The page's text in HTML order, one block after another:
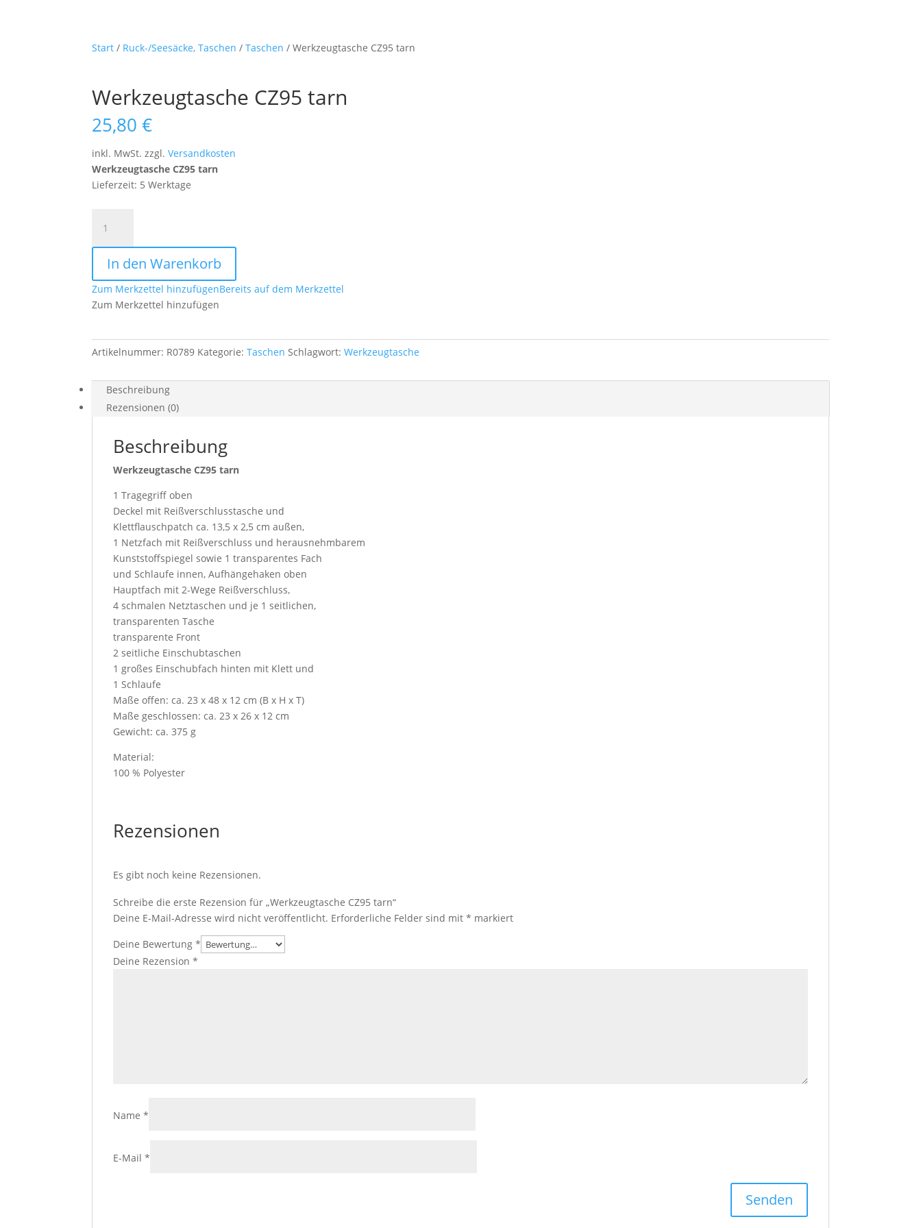
Start / Ruck-/Seesäcke, Taschen /Taschen / Werkzeugtasche CZ95 tarn
Werkzeugtasche CZ95 tarn
25,80€
inkl. MwSt. zzgl.Versandkosten
Werkzeugtasche CZ95 tarn
Lieferzeit: 5 Werktage
CZ95
tarn
MengeIn den Warenkorb
Zum Merkzettel hinzufügenBereits auf dem Merkzettel
Zum Merkzettel hinzufügen
Artikelnummer: R0789 Kategorie:Taschen Schlagwort:Werkzeugtasche
Beschreibung
Rezensionen (0)
Beschreibung
Werkzeugtasche CZ95 tarn
1 Tragegriff oben
Deckel mit Reißverschlusstasche und
Klettflauschpatch ca. 13,5 x 2,5 cm außen,
1 Netzfach mit Reißverschluss und herausnehmbarem
Kunststoffspiegel sowie 1 transparentes Fach
und Schlaufe innen, Aufhängehaken oben
Hauptfach mit 2-Wege Reißverschluss,
4 schmalen Netztaschen und je 1 seitlichen,
transparenten Tasche
transparente Front
2 seitliche Einschubtaschen
1 großes Einschubfach hinten mit Klett und
1 Schlaufe
Maße offen: ca. 23 x 48 x 12 cm (B x H x T)
Maße geschlossen: ca. 23 x 26 x 12 cm
Gewicht: ca. 375 g
Material:
100 % Polyester
Rezensionen
Es gibt noch keine Rezensionen.
Schreibe die erste Rezension für „Werkzeugtasche CZ95 tarn“
Deine E-Mail-Adresse wird nicht veröffentlicht. Erforderliche Felder sind mit* markiert
Deine Bewertung*
Deine Rezension*
Name*
E-Mail*